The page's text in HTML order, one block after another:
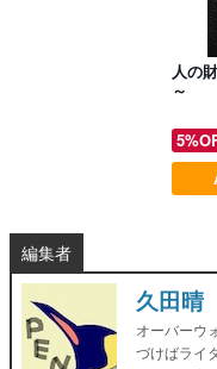
人の
～
編集者
久田晴
オーバーウ
づけばライ